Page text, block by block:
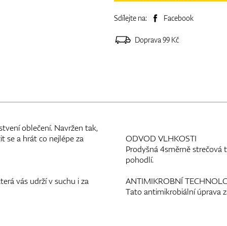
Sdílejte na: Facebook
Doprava 99 Kč
oblečení. Navržen tak,
se a hrát co nejlépe za
vás udrží v suchu i za
ODVOD VLHKOSTI
Prodyšná 4směrně
pohodlí.
ANTIMIKROBNÍ
Tato antimikrobiální úprava